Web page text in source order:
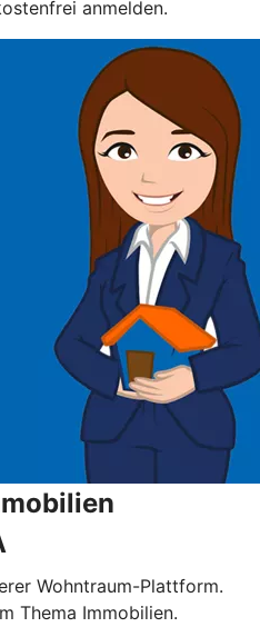
anmelden.
Wohntraum-Plattform.
Thema Immobilien.